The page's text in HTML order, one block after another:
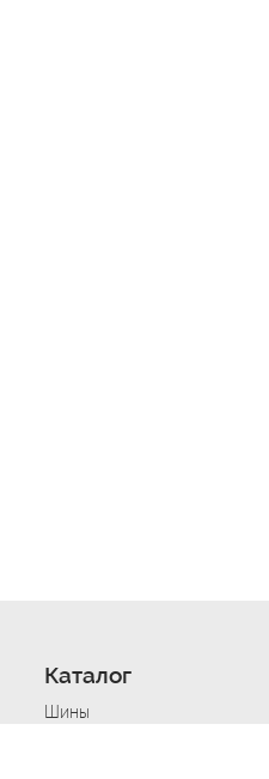
Каталог
Шины